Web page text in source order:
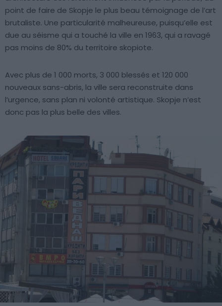
point de faire de Skopje le plus beau témoignage de l’art
brutaliste. Une particularité malheureuse, puisqu’elle est
due au séisme qui a touché la ville en 1963, qui a ravagé
pas moins de 80% du territoire skopiote.
Avec plus de 1 000 morts, 3 000 blessés et 120 000
nouveaux sans-abris, la ville sera reconstruite dans
l’urgence, sans plan ni volonté artistique. Skopje n’est
donc pas la plus belle des villes.